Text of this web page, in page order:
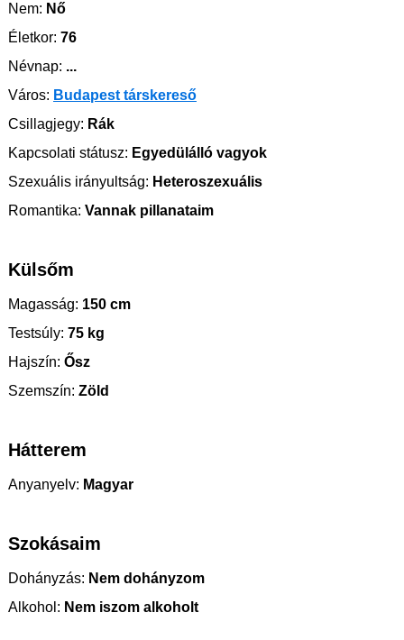
Nem: Nő
Életkor: 76
Névnap: ...
Város: Budapest társkereső
Csillagjegy: Rák
Kapcsolati státusz: Egyedülálló vagyok
Szexuális irányultság: Heteroszexuális
Romantika: Vannak pillanataim
Külsőm
Magasság: 150 cm
Testsúly: 75 kg
Hajszín: Ősz
Szemszín: Zöld
Hátterem
Anyanyelv: Magyar
Szokásaim
Dohányzás: Nem dohányzom
Alkohol: Nem iszom alkoholt